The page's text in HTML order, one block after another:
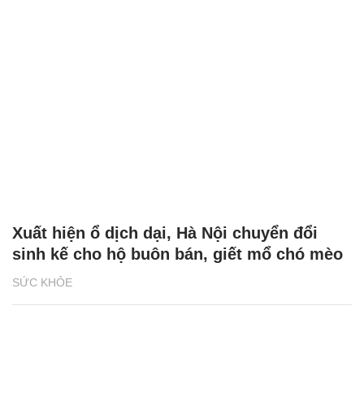
SỨC KHỎE
Xuất hiện ổ dịch dại, Hà Nội chuyển đổi
sinh kế cho hộ buôn bán, giết mổ chó mèo